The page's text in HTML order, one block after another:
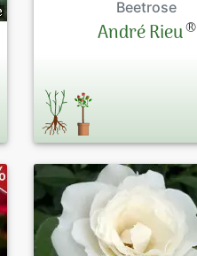
Beetrose
André Rieu®